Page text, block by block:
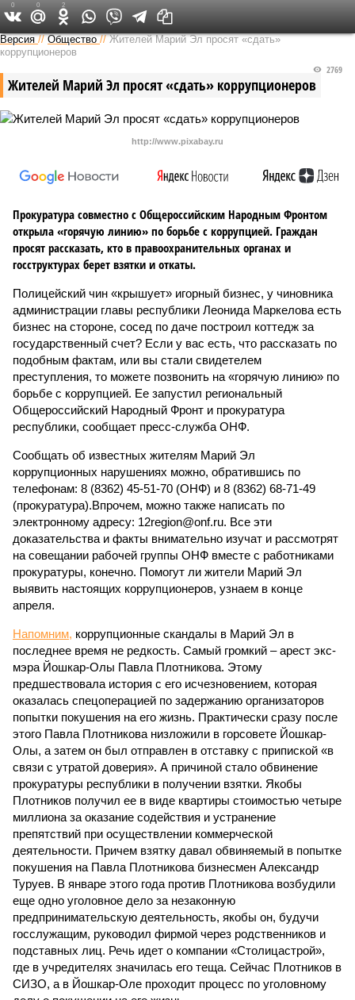
Версия в Чувашии
Версия //Общество //Жителей Марий Эл просят «сдать»
коррупционеров
Жителей Марий Эл просят «сдать» коррупционеров
2769
http://www.pixabay.ru
Прокуратура совместно с Общероссийским Народным Фронтом
открыла «горячую линию» по борьбе с коррупцией. Граждан
просят рассказать, кто в правоохранительных органах и
госструктурах берет взятки и откаты.
Полицейский чин «крышует» игорный бизнес, у чиновника
администрации главы республики Леонида Маркелова есть
бизнес на стороне, сосед по даче построил коттедж за
государственный счет? Если у вас есть, что рассказать по
подобным фактам, или вы стали свидетелем
преступления, то можете позвонить на «горячую линию» по
борьбе с коррупцией. Ее запустил региональный
Общероссийский Народный Фронт и прокуратура
республики, сообщает пресс-служба ОНФ.
Сообщать об известных жителям Марий Эл
коррупционных нарушениях можно, обратившись по
телефонам: 8 (8362) 45-51-70 (ОНФ) и 8 (8362) 68-71-49
(прокуратура).Впрочем, можно также написать по
электронному адресу: 12region@onf.ru. Все эти
доказательства и факты внимательно изучат и рассмотрят
на совещании рабочей группы ОНФ вместе с работниками
прокуратуры, конечно. Помогут ли жители Марий Эл
выявить настоящих коррупционеров, узнаем в конце
апреля.
Напомним, коррупционные скандалы в Марий Эл в
последнее время не редкость. Самый громкий – арест экс-
мэра Йошкар-Олы Павла Плотникова. Этому
предшествовала история с его исчезновением, которая
оказалась спецоперацией по задержанию организаторов
попытки покушения на его жизнь. Практически сразу после
этого Павла Плотникова низложили в горсовете Йошкар-
Олы, а затем он был отправлен в отставку с припиской «в
связи с утратой доверия». А причиной стало обвинение
прокуратуры республики в получении взятки. Якобы
Плотников получил ее в виде квартиры стоимостью четыре
миллиона за оказание содействия и устранение
препятствий при осуществлении коммерческой
деятельности. Причем взятку давал обвиняемый в попытке
покушения на Павла Плотникова бизнесмен Александр
Туруев. В январе этого года против Плотникова возбудили
еще одно уголовное дело за незаконную
предпринимательскую деятельность, якобы он, будучи
госслужащим, руководил фирмой через родственников и
подставных лиц. Речь идет о компании «Столицастрой»,
где в учредителях значилась его теща. Сейчас Плотников в
СИЗО, а в Йошкар-Оле проходит процесс по уголовному
0 0 2